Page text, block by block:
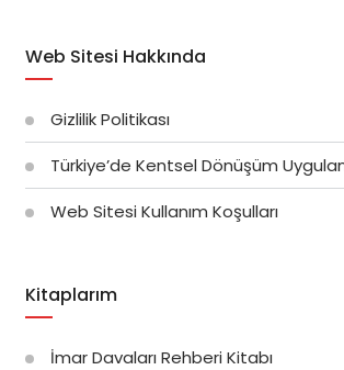
Web Sitesi Hakkında
Gizlilik Politikası
Türkiye’de Kentsel Dönüşüm
Web Sitesi Kullanım Koşulları
Kitaplarım
İmar Davaları Rehberi Kitabı